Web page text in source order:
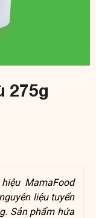
275g
MamaFood
liệu tuyển
Sản phẩm hứa